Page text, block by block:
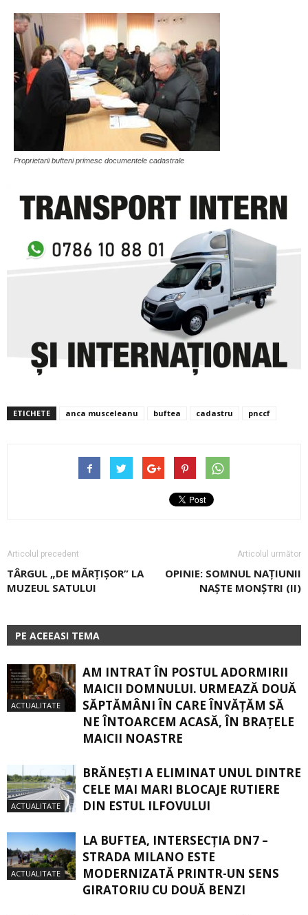
Proprietarii bufteni primesc documentele cadastrale
ETICHETE anca musceleanu buftea cadastru pnccf
Articolul precedent
TÂRGUL „DE MĂRȚIȘOR” LA
MUZEUL SATULUI
Articolul următor
OPINIE: SOMNUL NAȚIUNII
NAȘTE MONȘTRI (II)
PE ACEEASI TEMA
ACTUALITATE
AM INTRAT ÎN POSTUL ADORMIRII
MAICII DOMNULUI. URMEAZĂ DOUĂ
SĂPTĂMÂNI ÎN CARE ÎNVĂŢĂM SĂ
NE ÎNTOARCEM ACASĂ, ÎN BRAŢELE
MAICII NOASTRE
ACTUALITATE
BRĂNEȘTI A ELIMINAT UNUL DINTRE
CELE MAI MARI BLOCAJE RUTIERE
DIN ESTUL ILFOVULUI
ACTUALITATE
LA BUFTEA, INTERSECŢIA DN7 –
STRADA MILANO ESTE
MODERNIZATĂ PRINTR-UN SENS
GIRATORIU CU DOUĂ BENZI